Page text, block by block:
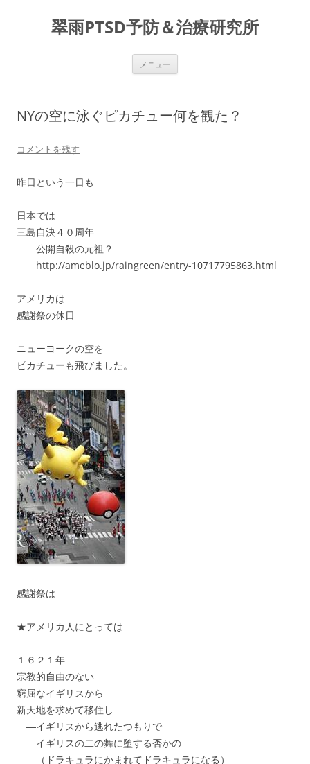
翠雨PTSD予防＆治療研究所
メニュー
NYの空に泳ぐピカチュー何を観た？
コメントを残す
昨日という一日も
日本では
三島自決４０周年
―公開自殺の元祖？
http://ameblo.jp/raingreen/entry-10717795863.html
アメリカは
感謝祭の休日
ニューヨークの空を
ピカチューも飛びました。
感謝祭は
★アメリカ人にとっては
１６２１年
宗教的自由のない
窮屈なイギリスから
新天地を求めて移住し
―イギリスから逃れたつもりで
イギリスの二の舞に堕する否かの
（ドラキュラにかまれてドラキュラになる）